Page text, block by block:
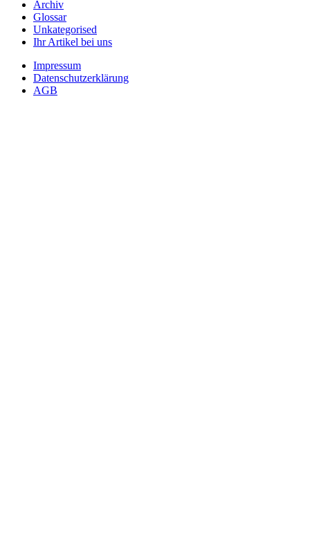
Archiv
Glossar
Unkategorised
Ihr Artikel bei uns
Impressum
Datenschutzerklärung
AGB